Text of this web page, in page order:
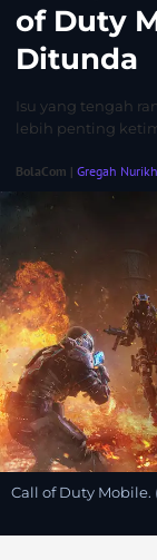
of Duty
Ditunda
Isu yang tengah
lebih penting
BolaCom | Gregah
Call of Duty Mobile.